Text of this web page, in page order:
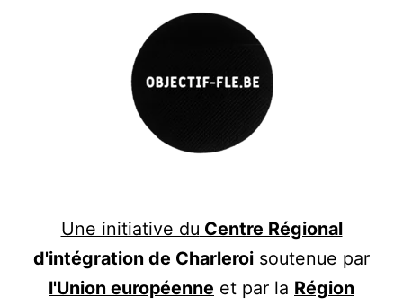
Une initiative du Centre Régional
d'intégration de Charleroi soutenue par
l'Union européenne et par la Région